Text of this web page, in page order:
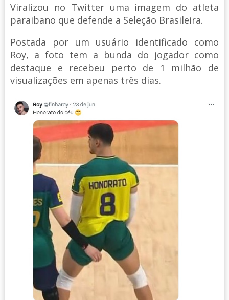
Viralizou no Twitter uma imagem do atleta
paraibano que defende a Seleção Brasileira.
Postada por um usuário identificado como
Roy, a foto tem a bunda do jogador como
destaque e recebeu perto de 1 milhão de
visualizações em apenas três dias.